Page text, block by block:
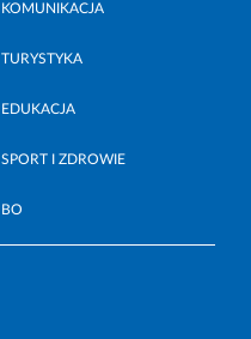
KOMUNIKACJA
TURYSTYKA
EDUKACJA
SPORT I ZDROWIE
BO